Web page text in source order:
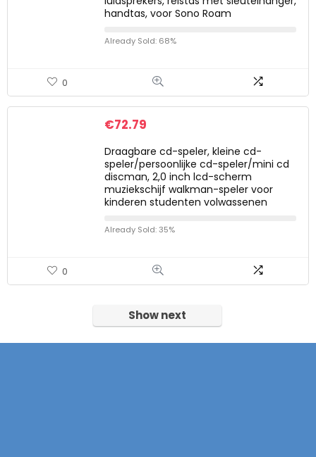
handtas, voor Sono Roam
Already Sold: 68%
0
€72.79
Draagbare cd-speler, kleine cd-
speler/persoonlijke cd-speler/mini cd
discman, 2,0 inch lcd-scherm
muziekschijf walkman-speler voor
kinderen studenten volwassenen
Already Sold: 35%
0
Show next